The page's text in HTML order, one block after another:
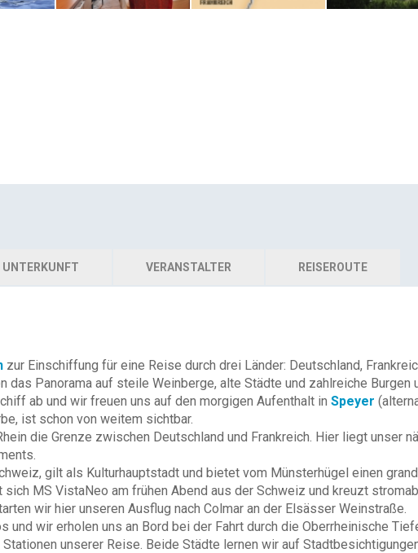
UNTERKUNFT VERANSTALTER REISEROUTE
zur Einschiffung für eine Reise durch drei Länder: Deutschland,
das Panorama auf steile Weinberge, alte Städte und zahlreiche
ab und wir freuen uns auf den morgigen Aufenthalt in Speyer
ist schon von weitem sichtbar.
die Grenze zwischen Deutschland und Frankreich. Hier liegt unser
gilt als Kulturhauptstadt und bietet vom Münsterhügel einen
MS VistaNeo am frühen Abend aus der Schweiz und kreuzt
wir hier unseren Ausflug nach Colmar an der Elsässer Weinstraße.
und wir erholen uns an Bord bei der Fahrt durch die Oberrheinische
unserer Reise. Beide Städte lernen wir auf